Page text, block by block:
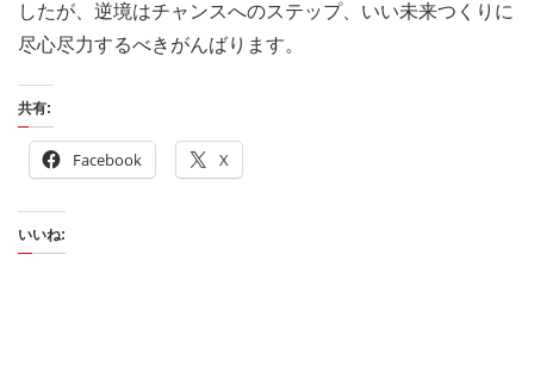
したが、逆境はチャンスへのステップ、いい未来つくりに
尽心尽力するべきがんばります。
共有:
Facebook X
いいね: